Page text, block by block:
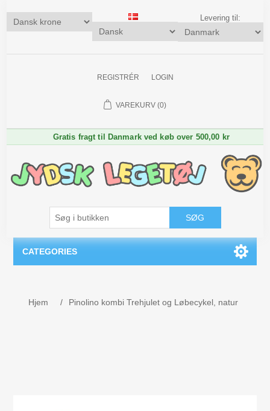
Levering til:
REGISTRÉR LOGIN
VAREKURV (0)
Gratis fragt til Danmark ved køb over 500,00 kr
SØG
CATEGORIES
Hjem / Pinolino kombi Trehjulet og Løbecykel, natur